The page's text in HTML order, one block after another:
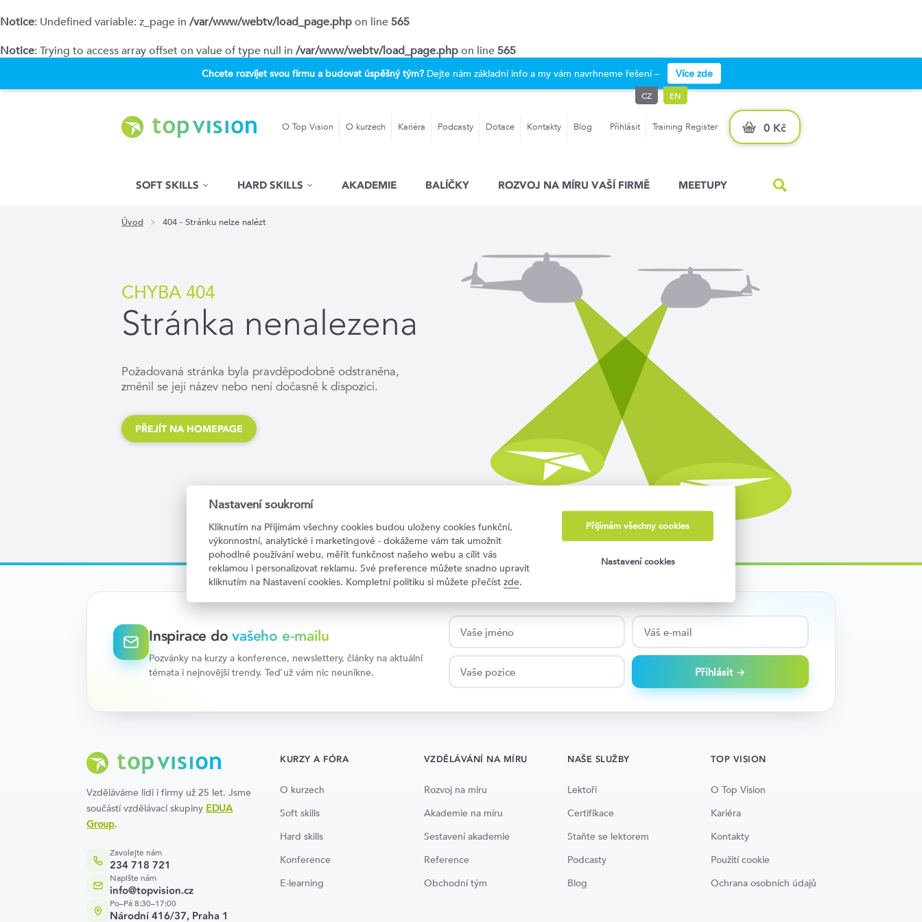
Notice: Undefined variable: z_page in /var/www/webtv/load_page.phpon line565
Notice: Trying to access array offset on value of type null in /var/www/webtv/load_page.phpon line565
Chcete rozvíjet svou firmu a budovat úspěšný tým?Dejte nám základní info a my vám navrhneme řešení – Více zde
O Top Vision O kurzech Kariéra Podcasty Dotace Kontakty Blog Přihlásit Training Register 0 Kč
CZ EN
SOFT SKILLS HARD SKILLS AKADEMIE BALÍČKY ROZVOJ NA MÍRU VAŠÍ FIRMĚ MEETUPY
Úvod 404 - Stránku nelze nalézt
CHYBA 404
Stránka nenalezena
Požadovaná stránka byla pravděpodobně odstraněna,
změnil se její název nebo není dočasně k dispozici.
PŘEJÍT NA HOMEPAGE
Inspirace dovašeho e-mailu
Pozvánky na kurzy a konference, newslettery, články na aktuální
témata i nejnovější trendy. Teď už vám nic neunikne.
Přihlásit →
Vzděláváme lidi i firmy už 25 let. Jsme
součástí vzdělávací skupiny EDUA
Group.
Zavolejte nám
234 718 721
Napište nám
info@topvision.cz
Po–Pá 8:30–17:00
Národní 416/37, Praha 1
KURZY A FÓRA
O kurzech
Soft skills
Hard skills
Konference
E-learning
VZDĚLÁVÁNÍ NA MÍRU
Rozvoj na míru
Akademie na míru
Sestavení akademie
Reference
Obchodní tým
NAŠE SLUŽBY
Lektoři
Certifikace
Staňte se lektorem
Podcasty
Blog
TOP VISION
O Top Vision
Kariéra
Kontakty
Použití cookie
Ochrana osobních údajů
Nastavení soukromí
Kliknutím na Přijímám všechny cookies budou uloženy cookies funkční,
výkonnostní, analytické i marketingové - dokážeme vám tak umožnit
pohodlné používání webu, měřit funkčnost našeho webu a cílit vás
reklamou i personalizovat reklamu. Své preference můžete snadno upravit
kliknutím na Nastavení cookies. Kompletní politiku si můžete přečíst zde.
Přijímám všechny cookies
Nastavení cookies